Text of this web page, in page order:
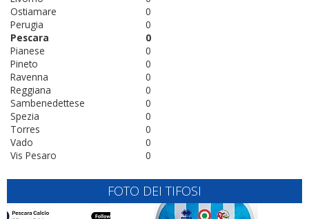
0
Ostiamare
0
Perugia
0
Pescara
0
Pianese
0
Pineto
0
Ravenna
0
Reggiana
0
Sambenedettese
0
Spezia
0
Torres
0
Vado
0
Vis Pesaro
FOTO DEI TIFOSI